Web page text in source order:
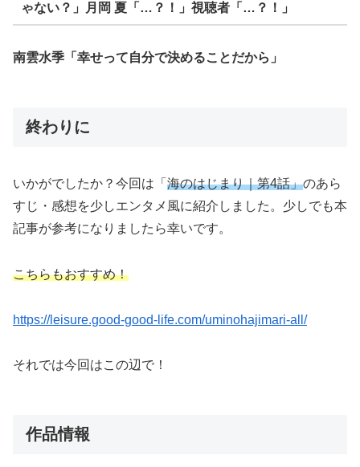
ゃない？」月岡 夏「…？！」視聴者「…？！」
南雲水季「幸せって自分で決めることだから」
終わりに
いかがでしたか？今回は「 海のはじまり｜第4話」のあら
すじ・感想を少しエンタメ風に紹介しました。少しでも本
記事が参考になりましたら幸いです。
こちらもおすすめ！
https://leisure.good-good-life.com/uminohajimari-all/
それでは今回はこの辺で！
作品情報